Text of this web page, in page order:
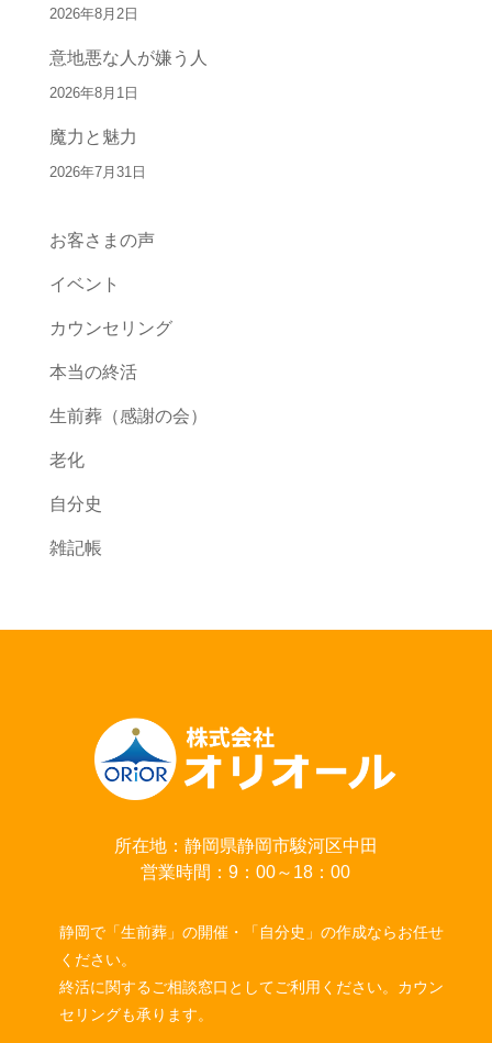
2026年8月2日
意地悪な人が嫌う人
2026年8月1日
魔力と魅力
2026年7月31日
お客さまの声
イベント
カウンセリング
本当の終活
生前葬（感謝の会）
老化
自分史
雑記帳
所在地：静岡県静岡市駿河区中田
営業時間：9：00～18：00
静岡で「生前葬」の開催・「自分史」の作成ならお任せ
ください。
終活に関するご相談窓口としてご利用ください。カウン
セリングも承ります。